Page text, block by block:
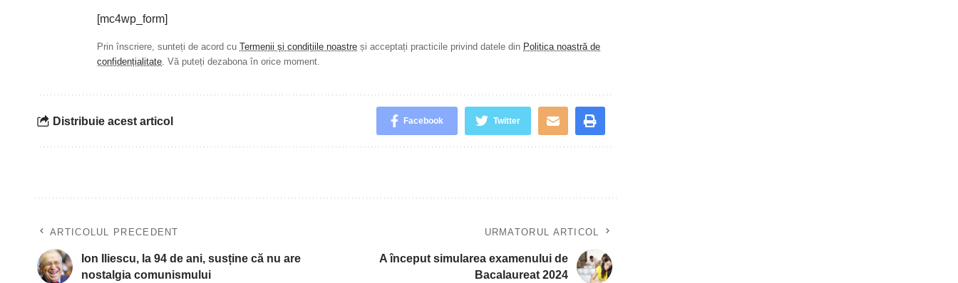
[mc4wp_form]
Prin înscriere, sunteți de acord cu Termenii și condițiile noastre și acceptați practicile privind datele din Politica noastră de
confidențialitate. Vă puteți dezabona în orice moment.
Distribuie acest articol Facebook Twitter
ARTICOLUL PRECEDENT
Ion Iliescu, la 94 de ani, susține că nu are
nostalgia comunismului
URMATORUL ARTICOL
A început simularea examenului de
Bacalaureat 2024